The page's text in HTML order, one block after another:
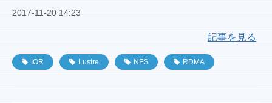
2017-11-20 14:23
記事を見る
IOR Lustre NFS RDMA